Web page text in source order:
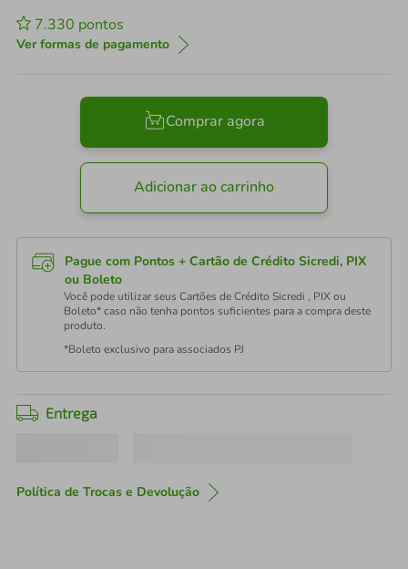
7.330 pontos
Ver formas de pagamento
Comprar agora
Adicionar ao carrinho
Pague com Pontos + Cartão de Crédito Sicredi, PIX
ou Boleto
Você pode utilizar seus Cartões de Crédito Sicredi , PIX ou
Boleto* caso não tenha pontos suficientes para a compra deste
produto.
*Boleto exclusivo para associados PJ
Entrega
Política de Trocas e Devolução